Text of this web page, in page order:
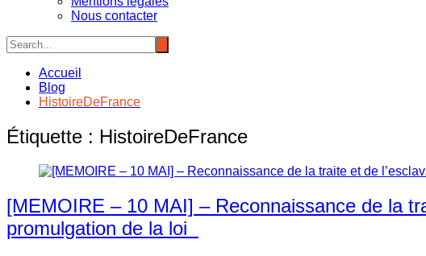
Nous contacter
Accueil
Blog
HistoireDeFrance
Étiquette : HistoireDeFrance
[MEMOIRE – 10 MAI] – Reconnaissance de la
promulgation de la loi